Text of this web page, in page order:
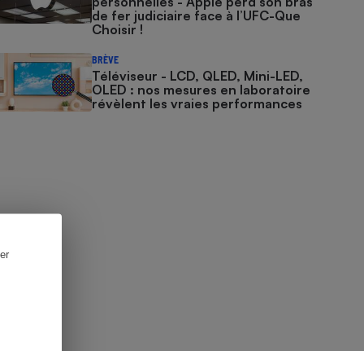
de fer judiciaire face à l’UFC-Que
Choisir !
BRÈVE
Téléviseur - LCD, QLED, Mini-LED,
OLED : nos mesures en laboratoire
révèlent les vraies performances